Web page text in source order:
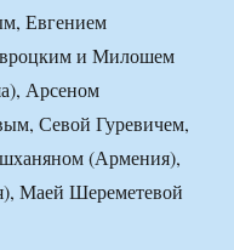
Евгением
и Милошем
Арсеном
Севой Гуревичем,
(Армения),
Маей Шереметевой